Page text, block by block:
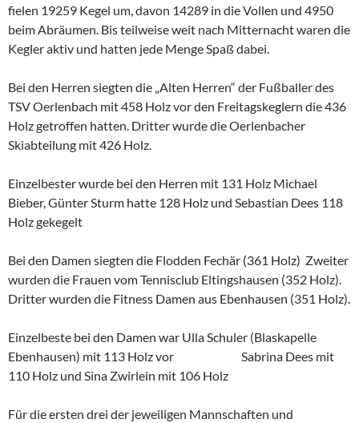
fielen 19259 Kegel um, davon 14289 in die Vollen und 4950
beim Abräumen. Bis teilweise weit nach Mitternacht waren die
Kegler aktiv und hatten jede Menge Spaß dabei.
Bei den Herren siegten die „Alten Herren“ der Fußballer des
TSV Oerlenbach mit 458 Holz vor den Freitagskeglern die 436
Holz getroffen hatten. Dritter wurde die Oerlenbacher
Skiabteilung mit 426 Holz.
Einzelbester wurde bei den Herren mit 131 Holz Michael
Bieber, Günter Sturm hatte 128 Holz und Sebastian Dees 118
Holz gekegelt
Bei den Damen siegten die Flodden Fechär (361 Holz) Zweiter
wurden die Frauen vom Tennisclub Eltingshausen (352 Holz).
Dritter wurden die Fitness Damen aus Ebenhausen (351 Holz).
Einzelbeste bei den Damen war Ulla Schuler (Blaskapelle
Ebenhausen) mit 113 Holz vor Sabrina Dees mit
110 Holz und Sina Zwirlein mit 106 Holz
Für die ersten drei der jeweiligen Mannschaften und